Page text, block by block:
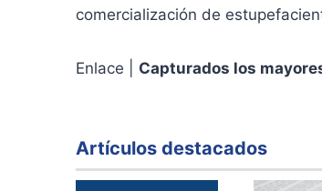
comercialización de
Enlace | Capturados los
Artículos destacados